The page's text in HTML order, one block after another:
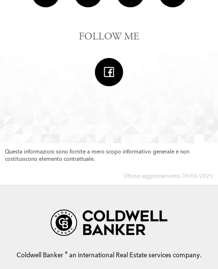
FOLLOW ME
Questa informazioni sono fornite a mero scopo informativo generale e non
costituiscono elemento contrattuale.
Ultimo aggiornamento 09/06/2025
Coldwell Banker ® an international Real Estate services company.